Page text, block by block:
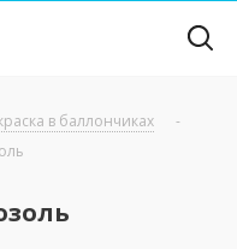
в баллончиках
-